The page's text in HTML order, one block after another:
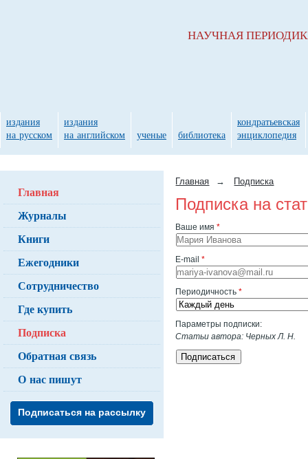
Главная → Подписка
Подписка на
Ваше имя*
E-mail*
Периодичность*
Параметры подписки:
Статьи автора: Черных Л. Н.
Подписаться
Главная
Журналы
Книги
Ежегодники
Сотрудничество
Где купить
Подписка
Обратная связь
О нас пишут
Подписаться на рассылку
НАУЧНАЯ
издания
на русском
издания
на английском
ученые библиотека
кондратьевская
энциклопедия